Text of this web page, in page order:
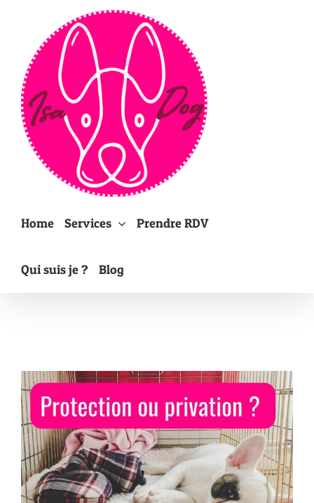
contenu
Home Services Prendre RDV
Qui suis je ? Blog